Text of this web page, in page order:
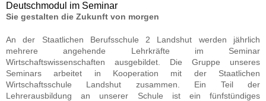
Deutschmodul im Seminar
Sie gestalten die Zukunft von morgen
An der Staatlichen Berufsschule 2 Landshut werden jährlich
mehrere angehende Lehrkräfte im Seminar
Wirtschaftswissenschaften ausgebildet. Die Gruppe unseres
Seminars arbeitet in Kooperation mit der Staatlichen
Wirtschaftsschule Landshut zusammen. Ein Teil der
Lehrerausbildung an unserer Schule ist ein fünfstündiges